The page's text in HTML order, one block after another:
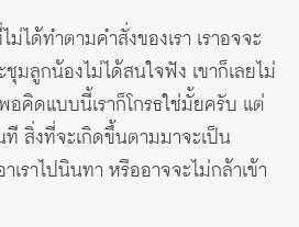
ม่ได้ทำตามคำสั่งของเรา เราอจจะ
มลูกน้องไม่ได้สนใจฟัง เขาก็เลยไม่
อคิดแบบนี้เราก็โกรธใช่มั้ยครับ แต่
ที สิ่งที่จะเกิดขึ้นตามมาจะเป็น
เราไปนินทา หรืออาจจะไม่กล้าเข้า